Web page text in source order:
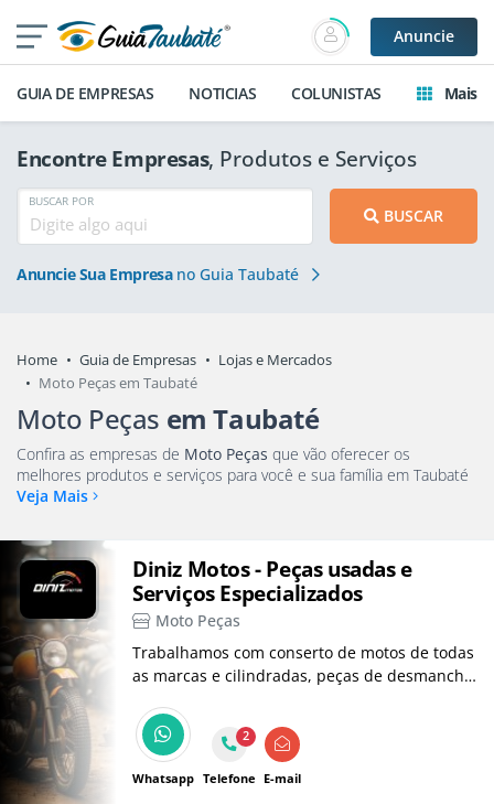
Anuncie
GUIA DE EMPRESAS NOTICIAS COLUNISTAS Mais
Encontre Empresas, Produtos e Serviços
BUSCAR POR
BUSCAR
Anuncie Sua Empresano Guia Taubaté
Home Guia de Empresas
Lojas e Mercados
Moto Peças em Taubaté
Moto Peças em Taubaté
Confira as empresas de Moto Peças que vão oferecer os
melhores produtos e serviços para você e sua família em Taubaté
Veja Mais
Diniz Motos - Peças usadas e
Serviços Especializados
Moto Peças
Trabalhamos com conserto de motos de todas
as marcas e cilindradas, peças de desmanche,
também revisões completas e diagnósticos
precisos com tecnologia raster.
Whatsapp
2
Telefone E-mail